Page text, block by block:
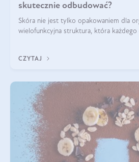
skutecznie odbudować?
Skóra nie jest tylko opakowaniem dla
wielofunkcyjna struktura, która każdego
bariera hydrolipidowa.
CZYTAJ